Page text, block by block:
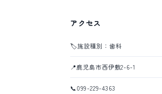
アクセス
🏷️施設種別：歯科
📍鹿児島市西伊敷2-6-1
📞099-229-4363